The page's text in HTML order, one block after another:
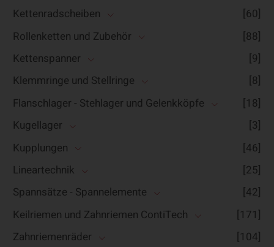
Kettenradscheiben
[60]
Rollenketten und Zubehör
[88]
Kettenspanner
[9]
Klemmringe und Stellringe
[8]
Flanschlager - Stehlager und Gelenkköpfe
[18]
Kugellager
[3]
Kupplungen
[46]
Lineartechnik
[25]
Spannsätze - Spannelemente
[42]
Keilriemen und Zahnriemen ContiTech
[171]
Zahnriemenräder
[104]